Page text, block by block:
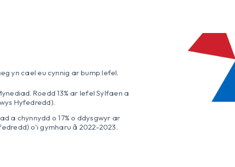
yn cael eu cynnig ar bump lefel.
Roedd 13% ar lefel Sylfaen a
Hyfedredd).
a chynnydd o 17% o ddysgwyr ar
o’i gymharu â 2022-2023.